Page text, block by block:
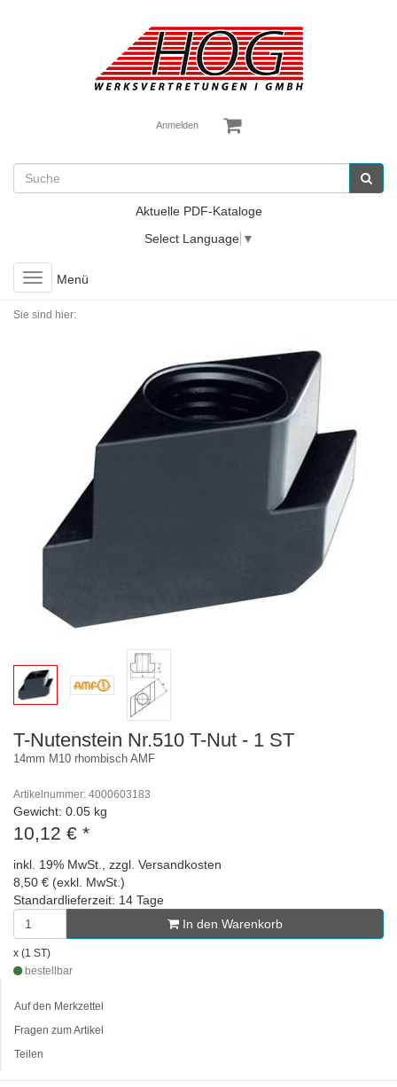
Anmelden
Aktuelle PDF-Kataloge
Select Language ▼
Toggle
navigation
Menü
Sie sind hier:
T-Nutenstein Nr.510 T-Nut - 1 ST
14mm M10 rhombisch AMF
Artikelnummer: 4000603183
Gewicht: 0.05 kg
10,12 € *
inkl. 19% MwSt., zzgl. Versandkosten
8,50 € (exkl. MwSt.)
Standardlieferzeit: 14 Tage
In den Warenkorb
x (1 ST)
bestellbar
Auf den Merkzettel
Fragen zum Artikel
Teilen